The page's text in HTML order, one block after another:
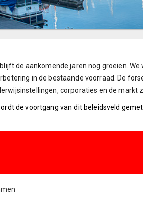
de aankomende jaren nog groeien.
in de bestaande voorraad. De
corporaties en de markt
de voortgang van dit beleidsveld